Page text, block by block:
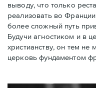
выводу, что только
реализовать во
более сложный путь
Будучи агностиком и в
христианству, он тем не
церковь фундаментом